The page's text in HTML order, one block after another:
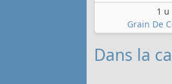
1 u
Grain De
Dans la